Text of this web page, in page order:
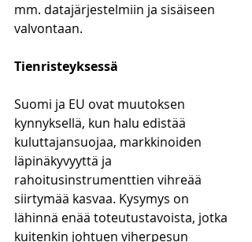
mm. datajärjestelmiin ja sisäiseen
valvontaan.
Tienristeyksessä
Suomi ja EU ovat muutoksen
kynnyksellä, kun halu edistää
kuluttajansuojaa, markkinoiden
läpinäkyvyyttä ja
rahoitusinstrumenttien vihreää
siirtymää kasvaa. Kysymys on
lähinnä enää toteutustavoista, jotka
kuitenkin johtuen viherpesun